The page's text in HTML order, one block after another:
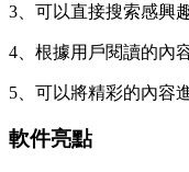
3、可以直接搜索感興
4、根據用戶閱讀的內
5、可以將精彩的內容
軟件亮點